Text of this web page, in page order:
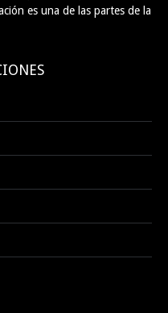
es una de las partes de la